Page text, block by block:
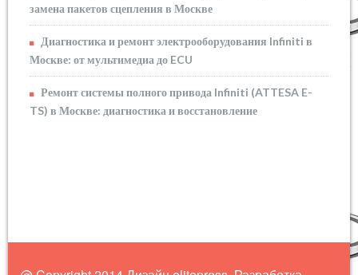
замена пакетов сцепления в Москве
Диагностика и ремонт электрооборудования Infiniti в
Москве: от мультимедиа до ECU
Ремонт системы полного привода Infiniti (ATTESA E-
TS) в Москве: диагностика и восстановление